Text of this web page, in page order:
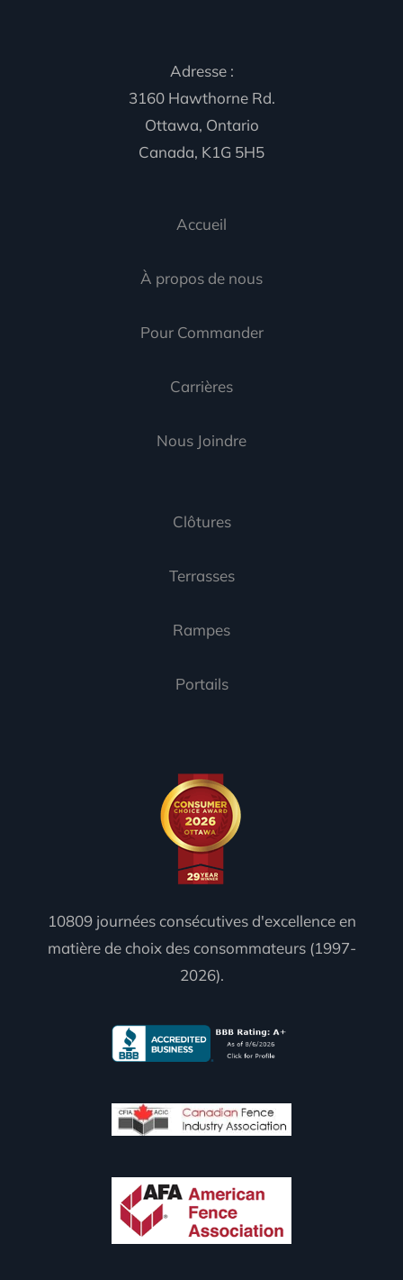
Adresse :
3160 Hawthorne Rd.
Ottawa, Ontario
Canada, K1G 5H5
Accueil
À propos de nous
Pour Commander
Carrières
Nous Joindre
Clôtures
Terrasses
Rampes
Portails
10809 journées consécutives d'excellence en
matière de choix des consommateurs (1997-
2026).